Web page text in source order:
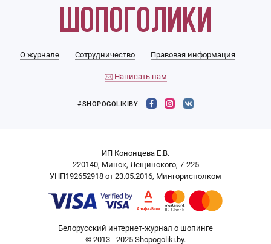
О журнале Сотрудничество Правовая информация
Написать нам
#SHOPOGOLIKIBY
ИП Кононцева Е.В.
220140, Минск, Лещинского, 7-225
УНП192652918 от 23.05.2016, Мингорисполком
Белорусский интернет-журнал о шопинге
© 2013 - 2025 Shopogoliki.by.